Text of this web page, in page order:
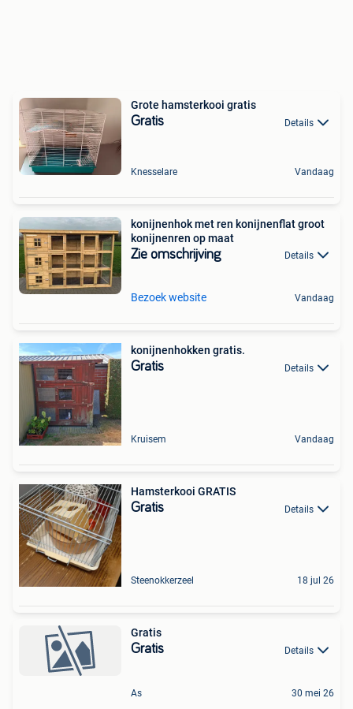
Grote hamsterkooi gratis
Gratis Details
Knesselare Vandaag
konijnenhok met ren konijnenflat groot
konijnenren op maat
Zie omschrijving Details
Bezoek website Vandaag
konijnenhokken gratis.
Gratis Details
Kruisem Vandaag
Hamsterkooi GRATIS
Gratis Details
Steenokkerzeel 18 jul 26
Gratis
Gratis Details
As 30 mei 26